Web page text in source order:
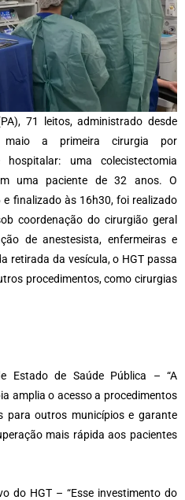
71 leitos, administrado desde
a primeira cirurgia por
hospitalar: uma colecistectomia
uma paciente de 32 anos. O
finalizado às 16h30, foi realizado
coordenação do cirurgião geral
de anestesista, enfermeiras e
retirada da vesícula, o HGT passa
procedimentos, como cirurgias
Estado de Saúde Pública – “A
amplia o acesso a procedimentos
para outros municípios e garante
mais rápida aos pacientes
do HGT – “Esse investimento do